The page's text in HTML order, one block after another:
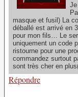
masque et fusil) La
déballé est arrivé en
pour mon fils… Le
uniquement un code
ristourne pour une
commandez surtout
sont très cher en
Répondre